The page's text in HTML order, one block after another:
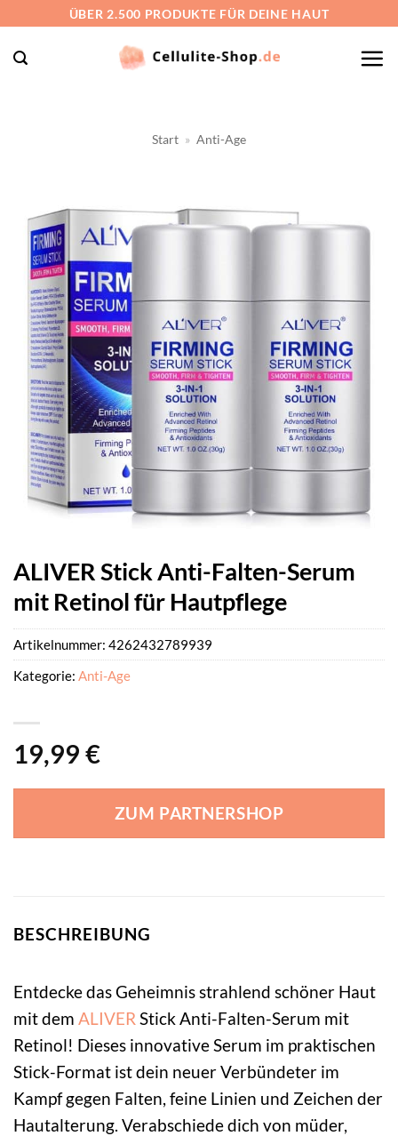
springen
ÜBER 2.500 PRODUKTE FÜR DEINE HAUT
Start » Anti-Age
ALIVER Stick Anti-Falten-Serum
mit Retinol für Hautpflege
19,99 €
ZUM PARTNERSHOP
Artikelnummer: 4262432789939
Kategorie: Anti-Age
BESCHREIBUNG
Entdecke das Geheimnis strahlend schöner Haut
mit dem ALIVER Stick Anti-Falten-Serum mit
Retinol! Dieses innovative Serum im praktischen
Stick-Format ist dein neuer Verbündeter im
Kampf gegen Falten, feine Linien und Zeichen der
Hautalterung. Verabschiede dich von müder,